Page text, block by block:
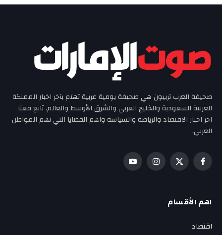
صحيفة العرب تربيون هي صحيفة يومية عربية تهتم بآخر اخبار المملكة
العربية السعودية والخليج العربي والشرق الأوسط والعالم. تابع معنا
اخر اخبار الاقتصاد والرياضة والسياسة واهم القضايا التي تهم المواطن
العربي.
فيسبوك
X
الانستغراميوتيوب
اهم الأقسام
اقتصاد